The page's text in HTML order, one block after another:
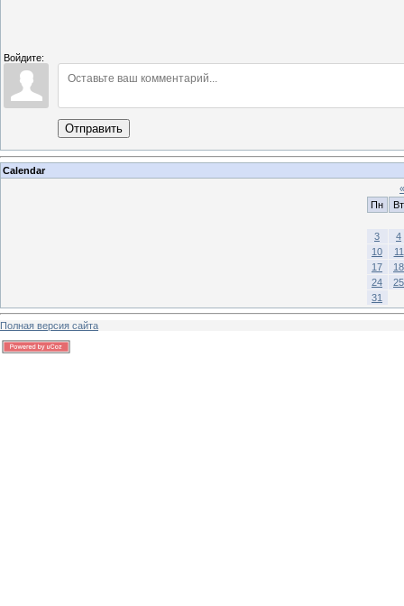
Войдите:
Отправить
Calendar
«
Пн
Вт
3
4
10
11
17
18
24
25
31
Полная версия сайта